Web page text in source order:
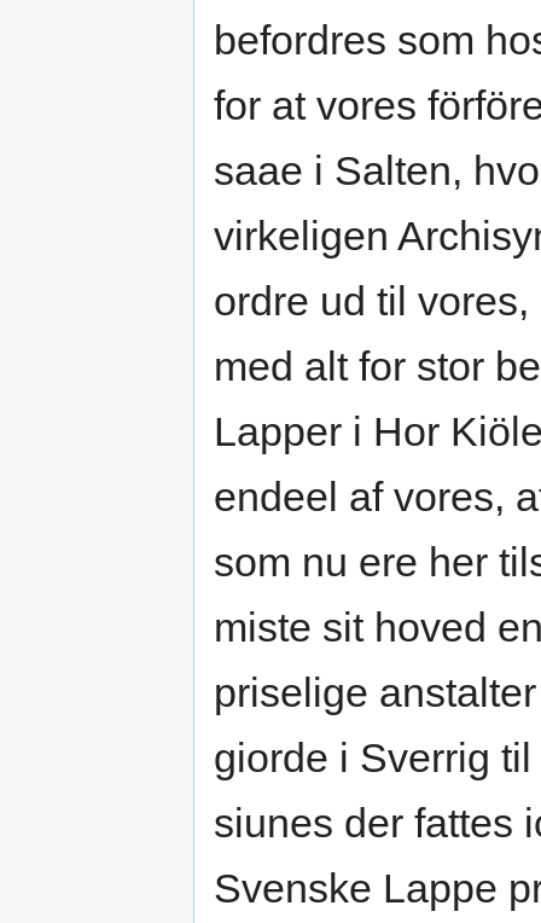
befordres som
for at vores
saae i Salten,
virkeligen
ordre ud til
med alt for stor
Lapper i Hor
endeel af vores,
som nu ere her
miste sit hoved
priselige
giorde i Sverrig
siunes der fattes
Svenske Lappe